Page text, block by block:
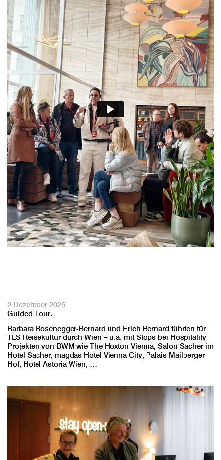
2 Dezember 2025
Guided Tour.
Barbara Rosenegger-Bernard und Erich Bernard führten für
TLS Reisekultur durch Wien – u.a. mit Stops bei Hospitality
Projekten von BWM wie The Hoxton Vienna, Salon Sacher im
Hotel Sacher, magdas Hotel Vienna City, Palais Mailberger
Hof, Hotel Astoria Wien, …